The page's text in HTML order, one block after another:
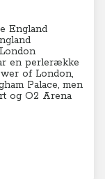
England
en perlerække
of London,
Palace, men
og O2 Arena